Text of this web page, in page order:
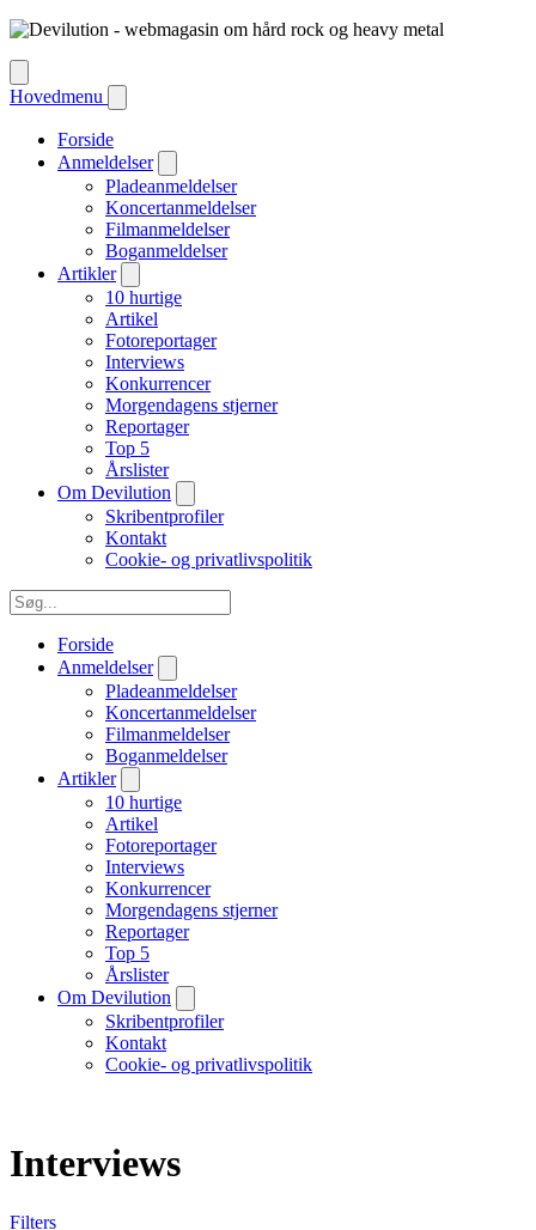
Hovedmenu
Forside
Anmeldelser
Pladeanmeldelser
Koncertanmeldelser
Filmanmeldelser
Boganmeldelser
Artikler
10 hurtige
Artikel
Fotoreportager
Interviews
Konkurrencer
Morgendagens stjerner
Reportager
Top 5
Årslister
Om Devilution
Skribentprofiler
Kontakt
Cookie- og privatlivspolitik
Forside
Anmeldelser
Pladeanmeldelser
Koncertanmeldelser
Filmanmeldelser
Boganmeldelser
Artikler
10 hurtige
Artikel
Fotoreportager
Interviews
Konkurrencer
Morgendagens stjerner
Reportager
Top 5
Årslister
Om Devilution
Skribentprofiler
Kontakt
Cookie- og privatlivspolitik
Interviews
Filters